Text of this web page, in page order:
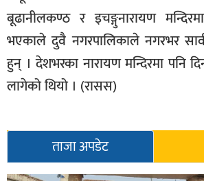
बूढानीलकण्ठ र इचङ्गुनारायण
भएकाले दुवै नगरपालिकाले नगरभर
हुन् । देशभरका नारायण मन्दिरमा पनि
लागेको थियो । (रासस)
ताजा अपडेट